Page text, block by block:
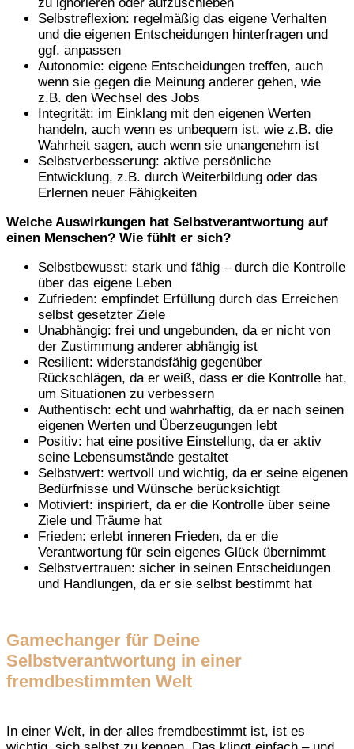
Selbstreflexion: regelmäßig das eigene Verhalten
und die eigenen Entscheidungen hinterfragen und
ggf. anpassen
Autonomie: eigene Entscheidungen treffen, auch
wenn sie gegen die Meinung anderer gehen, wie
z.B. den Wechsel des Jobs
Integrität: im Einklang mit den eigenen Werten
handeln, auch wenn es unbequem ist, wie z.B. die
Wahrheit sagen, auch wenn sie unangenehm ist
Selbstverbesserung: aktive persönliche
Entwicklung, z.B. durch Weiterbildung oder das
Erlernen neuer Fähigkeiten
Welche Auswirkungen hat Selbstverantwortung auf
einen Menschen? Wie fühlt er sich?
Selbstbewusst: stark und fähig – durch die Kontrolle
über das eigene Leben
Zufrieden: empfindet Erfüllung durch das Erreichen
selbst gesetzter Ziele
Unabhängig: frei und ungebunden, da er nicht von
der Zustimmung anderer abhängig ist
Resilient: widerstandsfähig gegenüber
Rückschlägen, da er weiß, dass er die Kontrolle hat,
um Situationen zu verbessern
Authentisch: echt und wahrhaftig, da er nach seinen
eigenen Werten und Überzeugungen lebt
Positiv: hat eine positive Einstellung, da er aktiv
seine Lebensumstände gestaltet
Selbstwert: wertvoll und wichtig, da er seine eigenen
Bedürfnisse und Wünsche berücksichtigt
Motiviert: inspiriert, da er die Kontrolle über seine
Ziele und Träume hat
Frieden: erlebt inneren Frieden, da er die
Verantwortung für sein eigenes Glück übernimmt
Selbstvertrauen: sicher in seinen Entscheidungen
und Handlungen, da er sie selbst bestimmt hat
Gamechanger für Deine
Selbstverantwortung in einer
fremdbestimmten Welt
In einer Welt, in der alles fremdbestimmt ist, ist es